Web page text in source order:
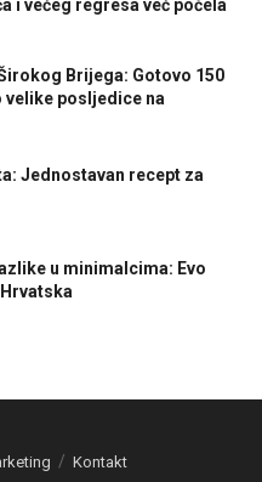
i većeg regresa već počela
Brijega: Gotovo 150
velike posljedice na
Jednostavan recept za
u minimalcima: Evo
Kontakt